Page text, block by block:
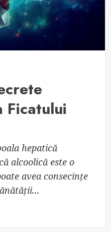
Ficatului
hepatică
alcoolică este o
avea consecințe